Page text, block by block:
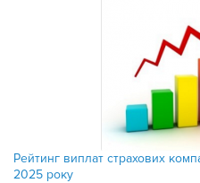
Рейтинг виплат страхових
2025 року